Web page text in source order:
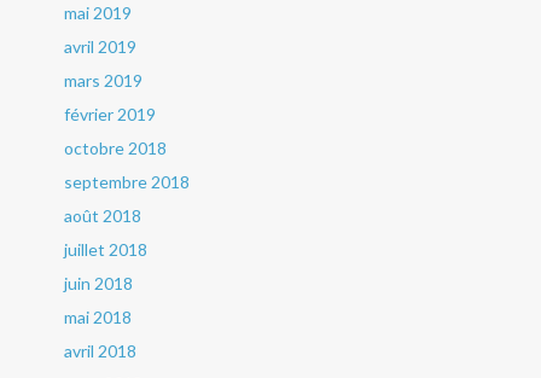
mai 2019
avril 2019
mars 2019
février 2019
octobre 2018
septembre 2018
août 2018
juillet 2018
juin 2018
mai 2018
avril 2018